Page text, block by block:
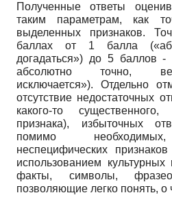
Полученные ответы
таким параметрам, как
выделенных признаков.
баллах от 1 балла
догадаться») до 5 баллов -
абсолютно точно,
исключается»). Отдельно
отсутствие недостаточных
какого-то
признака), избыточных
помимо необходимых,
неспецифических
использованием
факты, символы,
позволяющие легко понять, о